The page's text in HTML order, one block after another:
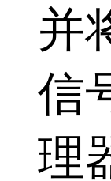
并
信
理